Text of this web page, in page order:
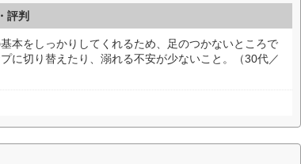
評判
本をしっかりしてくれるため、足のつかないところで
に切り替えたり、溺れる不安が少ないこと。（30代／